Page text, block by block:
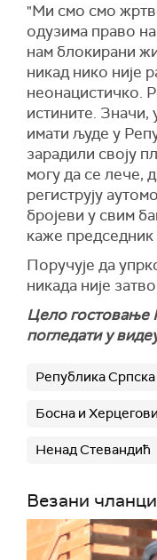
"Ми смо смо
одузима право
нам блокирани
никад нико није
неонацистичко.
истините.
имати људе у
зарадили своју
могу да се лече,
региструју
бројеви у свим
каже
Поручује да
никада није
Цело гостовање
погледати у
Република Српска
Босна и
Ненад Стевандић
Везани чланци